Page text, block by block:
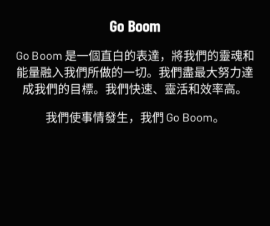
Go Boom
Go Boom 是一個直白的表達，將我們的靈魂和
能量融入我們所做的一切。我們盡最大努力達
成我們的目標。我們快速、靈活和效率高。
我們使事情發生，我們 Go Boom。